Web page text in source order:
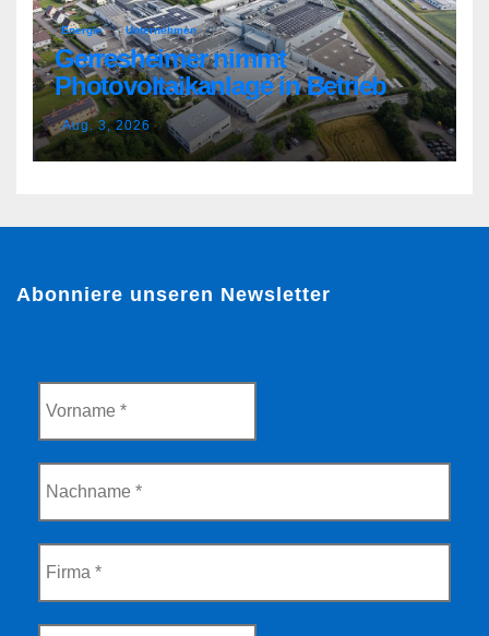
Energie Unternehmen
Gerresheimer nimmt
Photovoltaikanlage in Betrieb
Aug. 3, 2026
Abonniere unseren Newsletter